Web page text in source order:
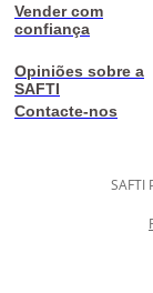
Vender com
confiança
Opiniões sobre a
SAFTI
Contacte-nos
SAFTI